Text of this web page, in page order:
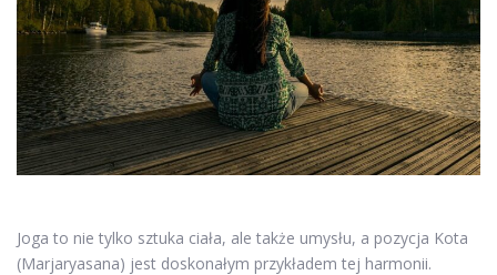
Joga to nie tylko sztuka ciała, ale także umysłu, a pozycja Kota
(Marjaryasana) jest doskonałym przykładem tej harmonii.